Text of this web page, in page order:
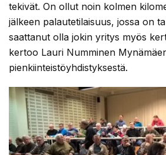
tekivät. On ollut noin kolmen
jälkeen palautetilaisuus, jossa on
saattanut olla jokin yritys myös
kertoo Lauri Numminen
pienkiinteistöyhdistyksestä.